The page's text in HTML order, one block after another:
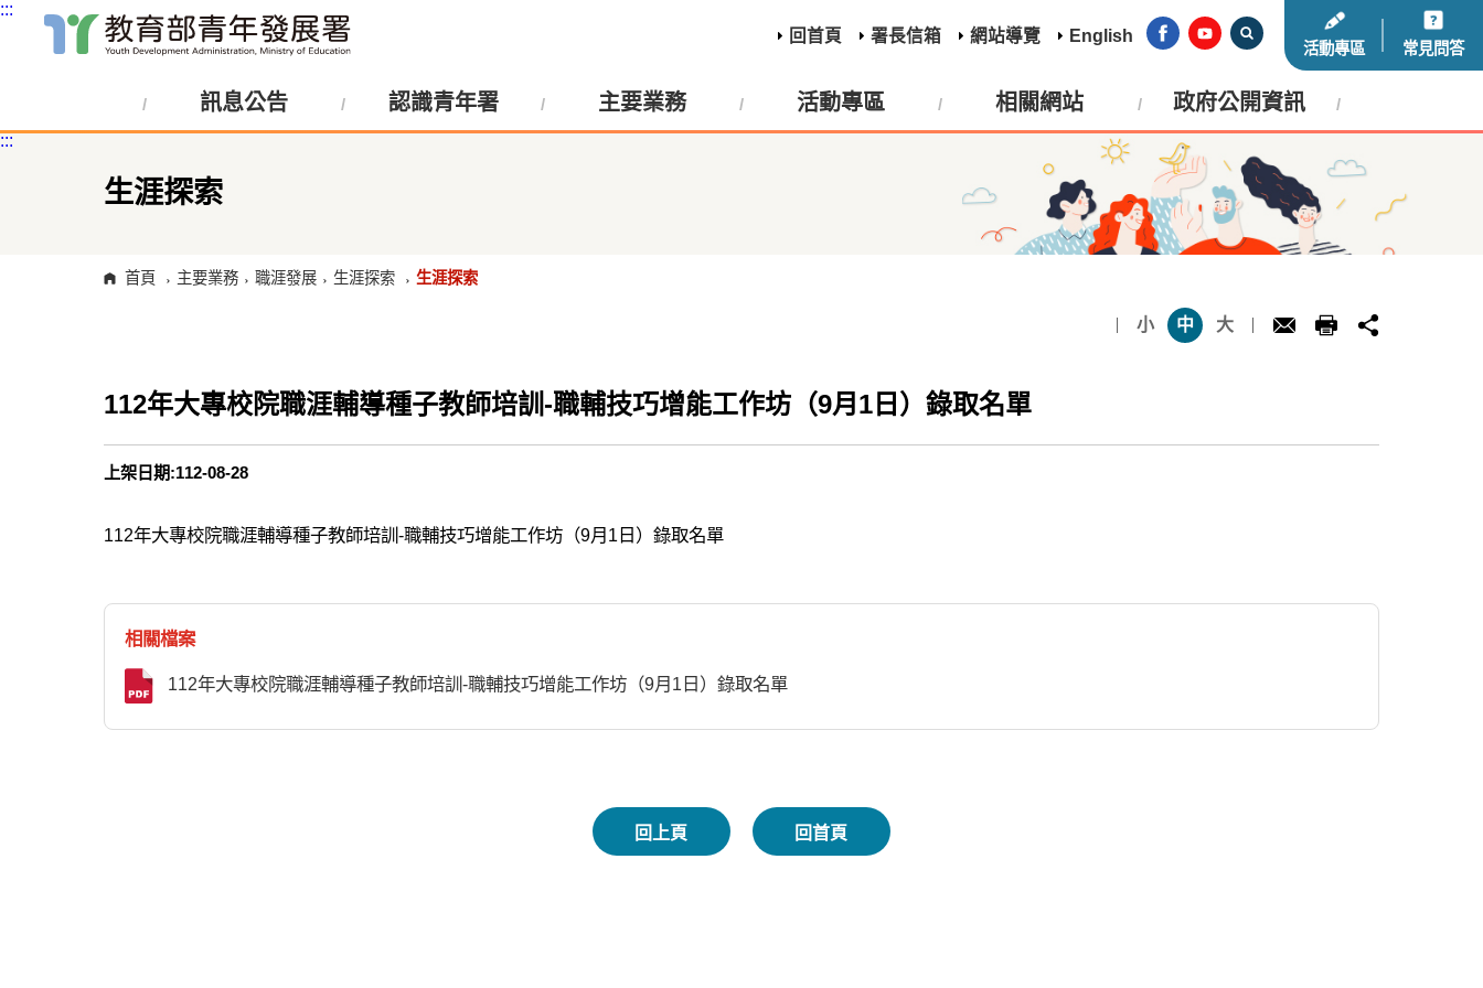
容
:::
回首頁
署長信箱 網站導覽 English
活動專區 常見問答
訊息公告 認識青年署 主要業務 活動專區 相關網站 政府公開資訊
:::
生涯探索
首頁 主要業務 職涯發展 生涯探索 生涯探索
小 中 大
112年大專校院職涯輔導種子教師培訓-職輔技巧增能工作坊（9月1日）錄取名單
上架日期:112-08-28
112年大專校院職涯輔導種子教師培訓-職輔技巧增能工作坊（9月1日）錄取名單
相關檔案
112年大專校院職涯輔導種子教師培訓-職輔技巧增能工作坊（9月1日）錄取名單
回上頁 回首頁